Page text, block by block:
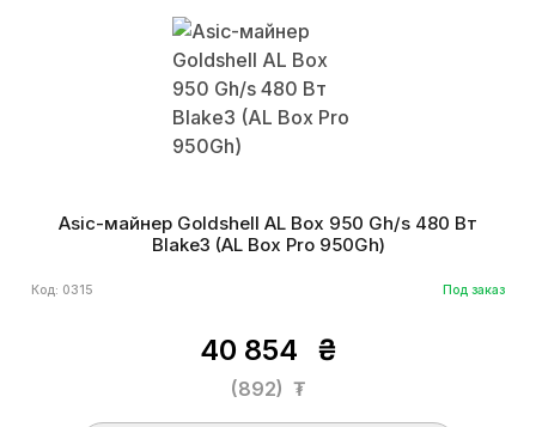
Asic-майнер Goldshell AL Box 950 Gh/s 480 Вт
Blake3 (AL Box Pro 950Gh)
Код: 0315 Под заказ
40 854 ₴
(892) ₮